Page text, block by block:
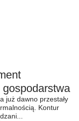
już dawno przestały
Kontur